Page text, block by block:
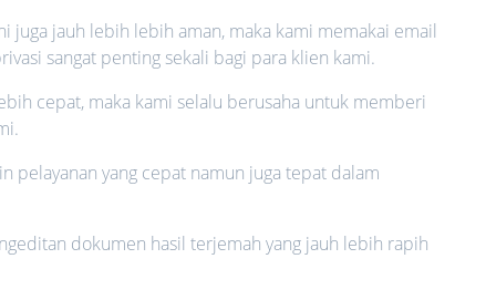
juga jauh lebih lebih aman, maka kami memakai email
sangat penting sekali bagi para klien kami.
cepat, maka kami selalu berusaha untuk memberi
pelayanan yang cepat namun juga tepat dalam
dokumen hasil terjemah yang jauh lebih rapih